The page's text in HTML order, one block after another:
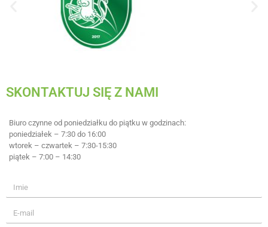
SKONTAKTUJ SIĘ Z NAMI
Biuro czynne od poniedziałku do piątku w godzinach:
poniedziałek – 7:30 do 16:00
wtorek – czwartek – 7:30-15:30
piątek – 7:00 – 14:30